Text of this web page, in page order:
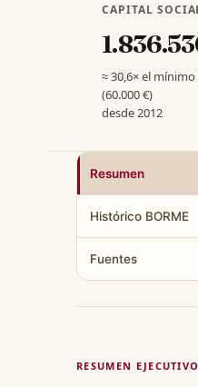
CAPITAL
≈ 30,6× el mínimo
(60.000 €)
desde 2012
Resumen
Histórico BORME
Fuentes
RESUMEN